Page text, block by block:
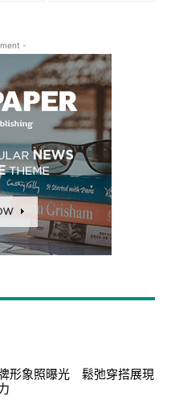
-
形象照曝光 鬆弛穿搭展現